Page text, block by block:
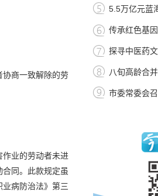
协商一致解除的劳
作业的劳动者未进
同。此款规定虽
病防治法》第三
5.5万亿元蓝
传承红色基
探寻中医药
八旬高龄合
市委常委会